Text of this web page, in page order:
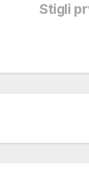
Stigli